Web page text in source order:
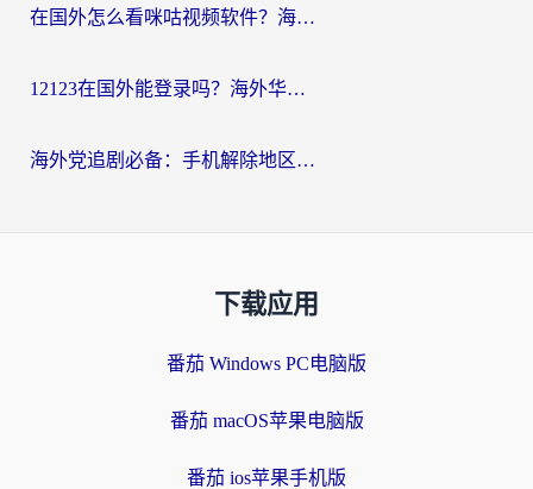
在国外怎么看咪咕视频软件？海外党亲测有效的回国加速方案
12123在国外能登录吗？海外华人必看的回国加速实用指南
海外党追剧必备：手机解除地区限制app怎么选？解决央视视频&国内剧地区限制全指南
下载应用
番茄 Windows PC电脑版
番茄 macOS苹果电脑版
番茄 ios苹果手机版